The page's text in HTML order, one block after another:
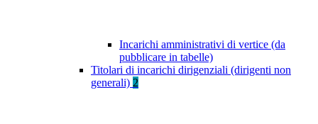
Incarichi amministrativi di vertice (da
pubblicare in tabelle)
Titolari di incarichi dirigenziali (dirigenti non
generali) 2